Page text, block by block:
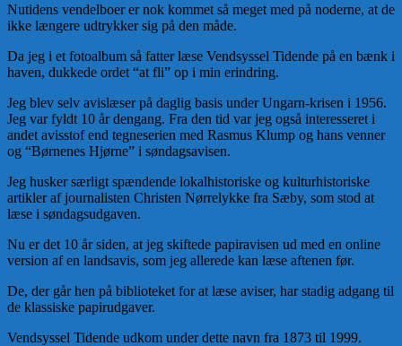
Nutidens vendelboer er nok kommet så meget med på noderne, at de
ikke længere udtrykker sig på den måde.
Da jeg i et fotoalbum så fatter læse Vendsyssel Tidende på en bænk i
haven, dukkede ordet “at fli” op i min erindring.
Jeg blev selv avislæser på daglig basis under Ungarn-krisen i 1956.
Jeg var fyldt 10 år dengang. Fra den tid var jeg også interesseret i
andet avisstof end tegneserien med Rasmus Klump og hans venner
og “Børnenes Hjørne” i søndagsavisen.
Jeg husker særligt spændende lokalhistoriske og kulturhistoriske
artikler af journalisten Christen Nørrelykke fra Sæby, som stod at
læse i søndagsudgaven.
Nu er det 10 år siden, at jeg skiftede papiravisen ud med en online
version af en landsavis, som jeg allerede kan læse aftenen før.
De, der går hen på biblioteket for at læse aviser, har stadig adgang til
de klassiske papirudgaver.
Vendsyssel Tidende udkom under dette navn fra 1873 til 1999.